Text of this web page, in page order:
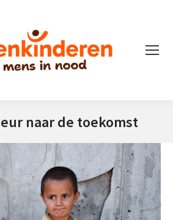
naar de toekomst